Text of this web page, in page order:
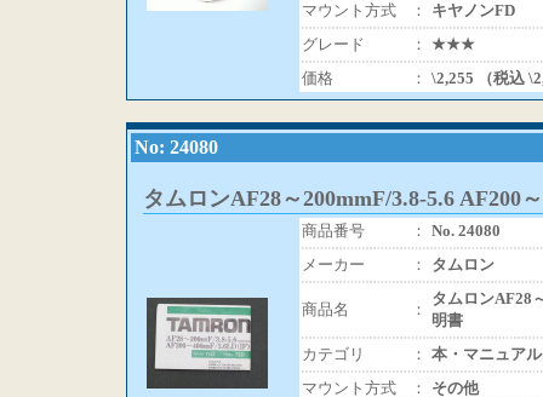
マウント方式
：
キヤノンFD
グレード
： ★★★
価格
： \2,255 （税込
No: 24080
タムロンAF28～200mmF/3.8-5.6 AF200
商品番号 ： No. 24080
メーカー
： タムロン
商品名 ：
タムロンAF28
明書
カテゴリ
： 本・マニュア
マウント方式
：
その他